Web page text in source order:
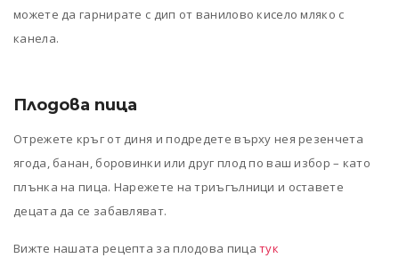
можете да гарнирате с дип от ванилово кисело мляко с
канела.
Плодова пица
Отрежете кръг от диня и подредете върху нея резенчета
ягода, банан, боровинки или друг плод по ваш избор – като
плънка на пица. Нарежете на триъгълници и оставете
децата да се забавляват.
Вижте нашата рецепта за плодова пицатук